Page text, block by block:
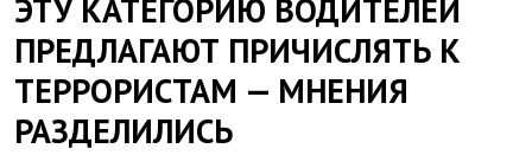
ЭТУ КАТЕГОРИЮ ВОДИТЕЛЕЙ
ПРЕДЛАГАЮТ ПРИЧИСЛЯТЬ К
ТЕРРОРИСТАМ — МНЕНИЯ
РАЗДЕЛИЛИСЬ